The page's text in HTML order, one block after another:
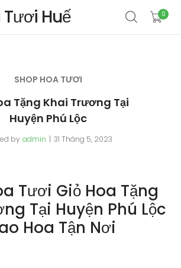
Huế 0
SHOP HOA TƯƠI
Tặng Khai Trương Tại
Huyện Phú Lộc
by admin 31 Tháng 5, 2023
Tươi Giỏ Hoa Tặng
Tại Huyện Phú Lộc
Hoa Tận Nơi